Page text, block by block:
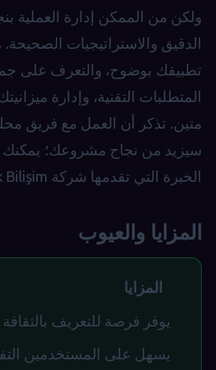
ولكن من الممكن إدارة العملية
الدقيق والاستراتيجيات
تطبيقك بوضوح، والتعرف على
المتطلبات التقنية، وإدارة
متين. تذكر أن العمل مع فريق
سيزيد من نجاح مشروعك؛ يمكنك
الخبرة التي تقدمها شركة Türk Bilişim كشركة.
المزايا والعيوب
المزايا
يوفر فرصة للتعريف
يسهل على المستخدمين